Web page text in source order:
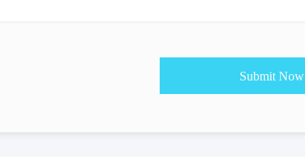
Submit Now